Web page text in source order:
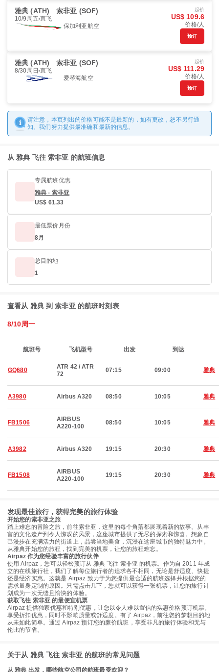
雅典 (ATH) 索非亚 (SOF)
10/9周五 直飞
保加利亚航空
起价
US$ 109.6
价格/人
预订
雅典 (ATH) 索非亚 (SOF)
8/30周日 直飞
爱琴海航空
起价
US$ 111.29
价格/人
预订
请注意，本页列出的价格可能不是最新的，如有更改，恕不另行通
知。我们努力提供最准确和最新的信息。
从 雅典 飞往 索非亚 的航班信息
专属航班优惠
雅典 - 索非亚
US$ 61.33
最低票价月份
8月
总目的地
1
查看从 雅典 到 索非亚 的航班时刻表
8/10周一
航班号 飞机型号 出发 到达
GQ680
ATR 42 / ATR
72
07:15 09:00 雅典
A3980 Airbus A320 08:50 10:05 雅典
FB1506
AIRBUS
A220-100
08:50 10:05 雅典
A3982 Airbus A320 19:15 20:30 雅典
FB1508
AIRBUS
A220-100
19:15 20:30 雅典
发现最佳旅行，获得完美的旅行体验
开始您的索非亚之旅
踏上难忘的冒险之旅，前往索非亚，这里的每个角落都展现着新的故事。从丰
富的文化遗产到令人惊叹的风景，这座城市提供了无尽的探索和惊喜。想象自
己漫步在充满活力的街道上，品尝当地美食，沉浸在这座城市的独特魅力中。
从雅典开始您的旅程，找到完美的机票，让您的旅程难忘。
Airpaz 作为您经验丰富的旅行伙伴
使用 Airpaz，您可以轻松预订从 雅典 飞往 索非亚 的机票。作为自 2011 年成
立的在线旅行社，我们了解每位旅行者的追求各不相同，无论是舒适度、快捷
还是经济实惠。这就是 Airpaz 致力于为您提供最合适的航班选择并根据您的
需求量身定制的原因。只需点击几下，您就可以获得一张机票，让您的旅行计
划成为一次无缝且愉快的体验。
获取飞往 索非亚 的最便宜机票
Airpaz 提供独家优惠和特别优惠，让您以令人难以置信的实惠价格预订机票。
享受折扣优惠，同时不影响质量或舒适度。有了 Airpaz，前往您的梦想目的地
从未如此简单。通过 Airpaz 预订您的廉价航班，享受非凡的旅行体验和无与
伦比的节省。
关于从 雅典 飞往 索非亚 的航班的常见问题
从 雅典 出发，哪些航空公司的航班最受欢迎？